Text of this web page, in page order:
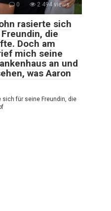
0 2 494 views
rasierte sich
die
Doch am
mich seine
an und
was Aaron
sich für seine Freundin, die